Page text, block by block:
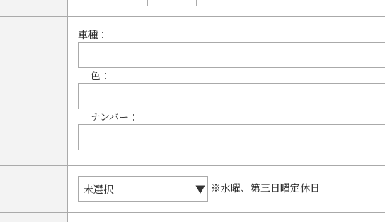
車種：
色：
ナンバー：
※水曜、第三日曜定休日